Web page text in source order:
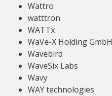
Wattro
watttron
WATTx
WaVe-X Holding GmbH
Wavebird
WaveSix Labs
Wavy
WAY technologies